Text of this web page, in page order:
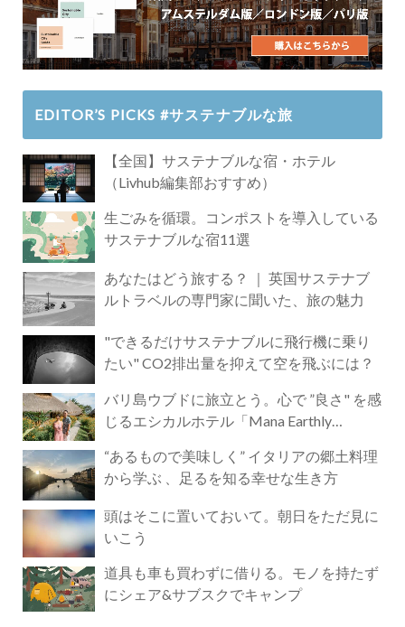
EDITOR’S PICKS #サステナブルな旅
【全国】サステナブルな宿・ホテル
（Livhub編集部おすすめ）
生ごみを循環。コンポストを導入している
サステナブルな宿11選
あなたはどう旅する？ ｜ 英国サステナブ
ルトラベルの専門家に聞いた、旅の魅力
"できるだけサステナブルに飛行機に乗り
たい" CO2排出量を抑えて空を飛ぶには？
バリ島ウブドに旅立とう。心で ”良さ" を感
じるエシカルホテル「Mana Earthly
“あるもので美味しく” イタリアの郷土料理
から学ぶ 、足るを知る幸せな生き方
頭はそこに置いておいて。朝日をただ見に
いこう
道具も車も買わずに借りる。モノを持たず
にシェア&サブスクでキャンプ